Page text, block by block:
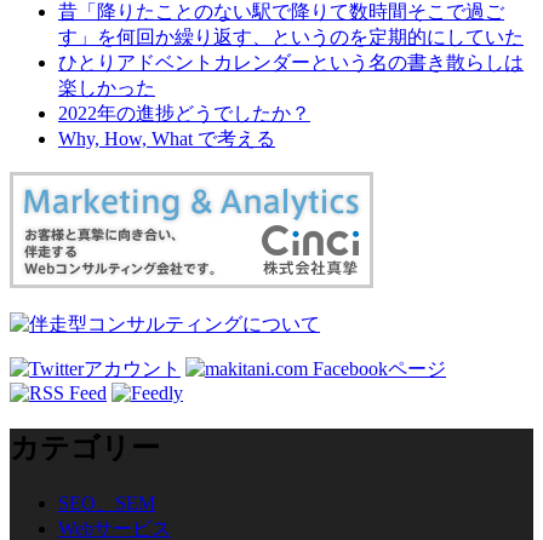
昔「降りたことのない駅で降りて数時間そこで過ご
す」を何回か繰り返す、というのを定期的にしていた
ひとりアドベントカレンダーという名の書き散らしは
楽しかった
2022年の進捗どうでしたか？
Why, How, What で考える
カテゴリー
SEO、SEM
Webサービス